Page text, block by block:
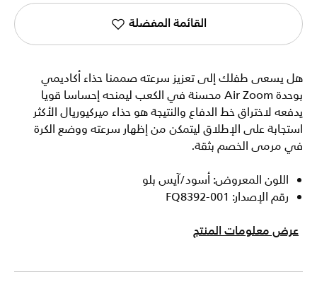
القائمة المفضلة
هل يسعى طفلك إلى تعزيز سرعته صممنا حذاء أكاديمي
بوحدة Air Zoom محسنة في الكعب ليمنحه إحساسا قويا
يدفعه لاختراق خط الدفاع والنتيجة هو حذاء ميركيوريال الأكثر
استجابة على الإطلاق ليتمكن من إظهار سرعته ووضع الكرة
في مرمى الخصم بثقة.
اللون المعروض: أسود/آيس بلو
رقم الإصدار: FQ8392-001
عرض معلومات المنتج